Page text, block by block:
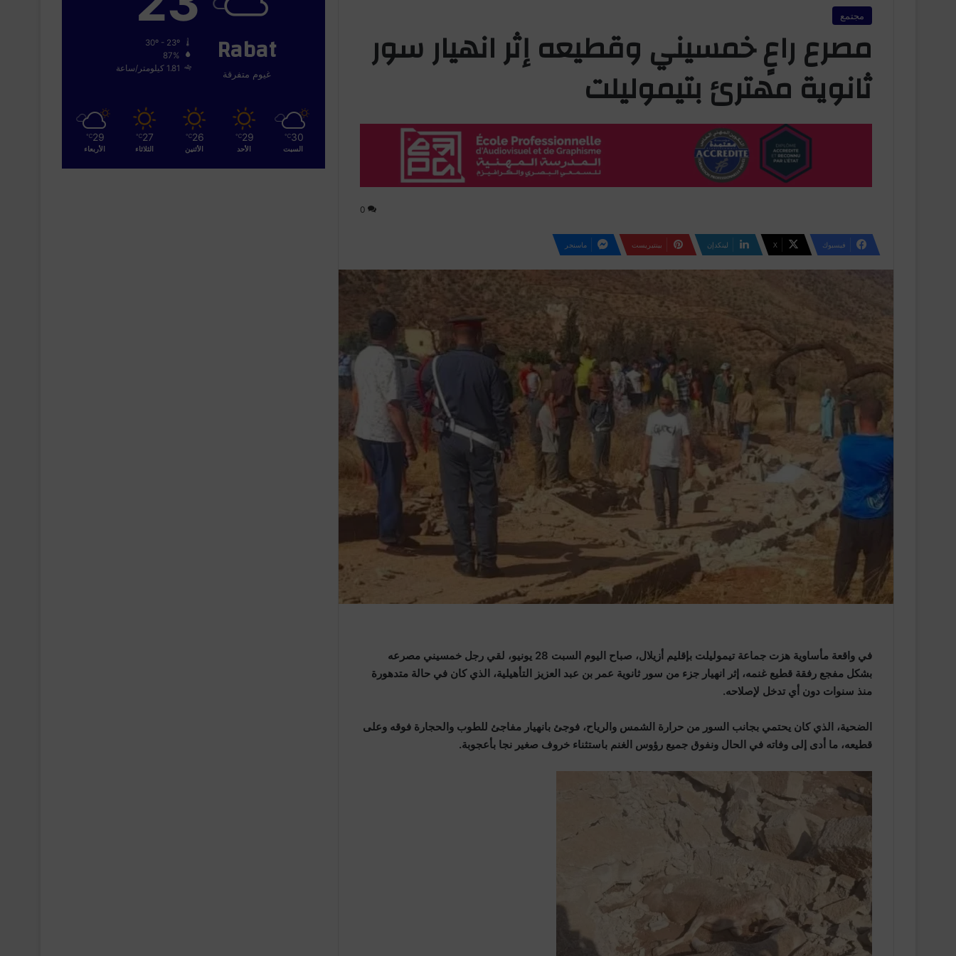
مجتمع
مصرع راعٍ خمسيني وقطيعه إثر انهيار سور
ثانوية مهترئ بتيموليلت
0
فيسبوك ‫X لينكدإن بينتيريست ماسنجر
في واقعة مأساوية هزت جماعة تيموليلت بإقليم أزيلال، صباح اليوم السبت 28 يونيو، لقي رجل خمسيني مصرعه
بشكل مفجع رفقة قطيع غنمه، إثر انهيار جزء من سور ثانوية عمر بن عبد العزيز التأهيلية، الذي كان في حالة متدهورة
منذ سنوات دون أي تدخل لإصلاحه.
الضحية، الذي كان يحتمي بجانب السور من حرارة الشمس والرياح، فوجئ بانهيار مفاجئ للطوب والحجارة فوقه وعلى
قطيعه، ما أدى إلى وفاته في الحال ونفوق جميع رؤوس الغنم باستثناء خروف صغير نجا بأعجوبة.
Rabat
غيوم متفرقة
87%
1.81 كيلومتر/ساعة
30
℃
السبت
29
℃
الأحد
26
℃
الأثنين
27
℃
الثلاثاء
29
℃
الأربعاء